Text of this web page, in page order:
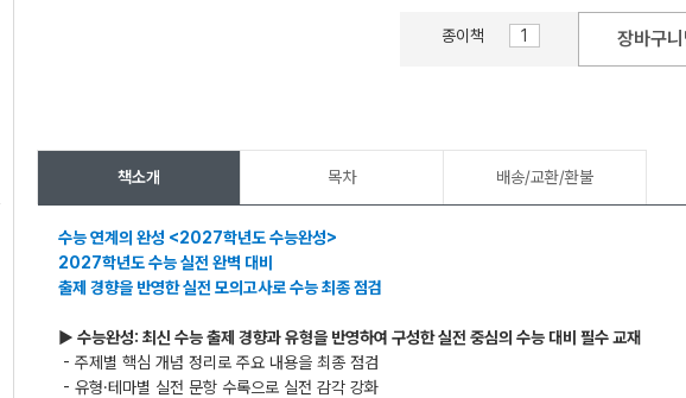
종이책 장바구니
책소개 목차 배송/교환/환불
수능 연계의 완성 <2027학년도 수능완성>
2027학년도 수능 실전 완벽 대비
출제 경향을 반영한 실전 모의고사로 수능 최종 점검
▶ 수능완성: 최신 수능 출제 경향과 유형을 반영하여 구성한 실전 중심의 수능 대비 필수 교재
- 주제별 핵심 개념 정리로 주요 내용을 최종 점검
- 유형·테마별 실전 문항 수록으로 실전 감각 강화